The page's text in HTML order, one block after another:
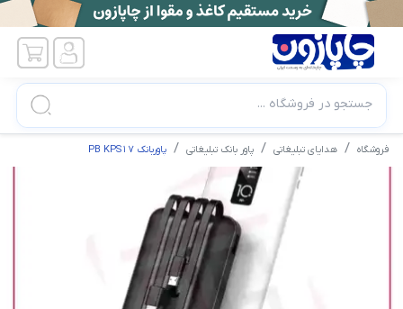
جستجو در فروشگاه ...
فروشگاه هدایای تبلیغاتی پاور بانک تبلیغاتی پاوربانک PB KPS17